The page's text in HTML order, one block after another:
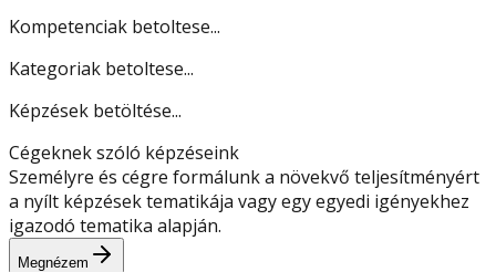
Kompetenciak betoltese...
Kategoriak betoltese...
Képzések betöltése...
Cégeknek szóló képzéseink
Személyre és cégre formálunk a növekvő teljesítményért
a nyílt képzések tematikája vagy egy egyedi igényekhez
igazodó tematika alapján.
Megnézem